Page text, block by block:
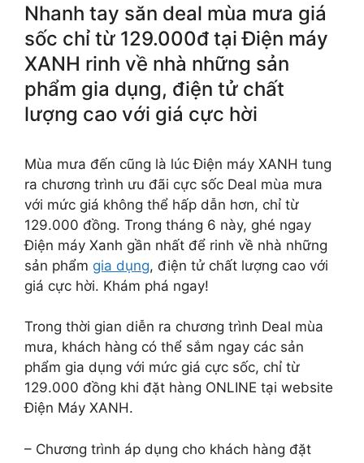
Nhanh tay săn deal mùa mưa giá
sốc chỉ từ 129.000đ tại Điện máy
XANH rinh về nhà những sản
phẩm gia dụng, điện tử chất
lượng cao với giá cực hời
Mùa mưa đến cũng là lúc Điện máy XANH tung
ra chương trình ưu đãi cực sốc Deal mùa mưa
với mức giá không thể hấp dẫn hơn, chỉ từ
129.000 đồng. Trong tháng 6 này, ghé ngay
Điện máy Xanh gần nhất để rinh về nhà những
sản phẩm gia dụng, điện tử chất lượng cao với
giá cực hời. Khám phá ngay!
Trong thời gian diễn ra chương trình Deal mùa
mưa, khách hàng có thể sắm ngay các sản
phẩm gia dụng với mức giá cực sốc, chỉ từ
129.000 đồng khi đặt hàng ONLINE tại website
Điện Máy XANH.
– Chương trình áp dụng cho khách hàng đặt